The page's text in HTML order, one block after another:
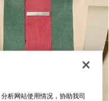
析网站使用情况，协助我司